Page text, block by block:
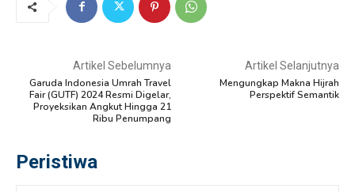
Artikel Sebelumnya
Garuda Indonesia Umrah Travel
Fair (GUTF) 2024 Resmi Digelar,
Proyeksikan Angkut Hingga 21
Ribu Penumpang
Artikel Selanjutnya
Mengungkap Makna Hijrah
Perspektif Semantik
Peristiwa